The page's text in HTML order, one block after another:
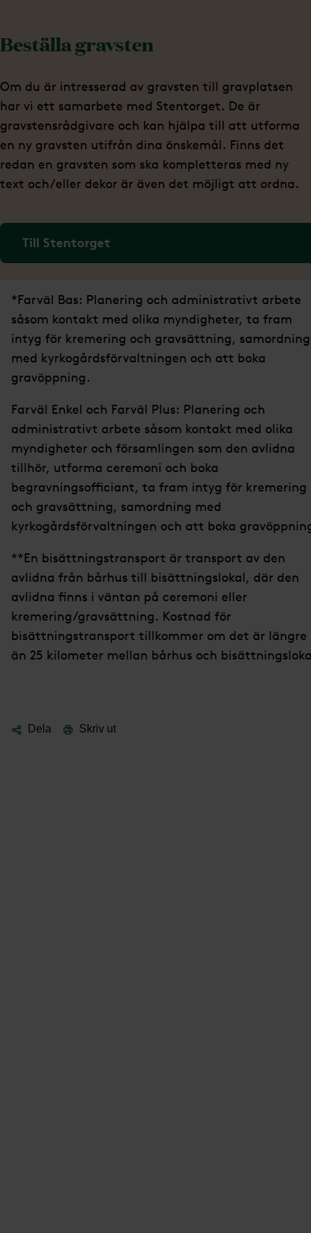
Beställa gravsten
Om du är intresserad av gravsten till gravplatsen
har vi ett samarbete med Stentorget. De är
gravstensrådgivare och kan hjälpa till att utforma
en ny gravsten utifrån dina önskemål. Finns det
redan en gravsten som ska kompletteras med ny
text och/eller dekor är även det möjligt att ordna.
Till Stentorget
*Farväl Bas: Planering och administrativt arbete
såsom kontakt med olika myndigheter, ta fram
intyg för kremering och gravsättning, samordning
med kyrkogårdsförvaltningen och att boka
gravöppning.
Farväl Enkel och Farväl Plus: Planering och
administrativt arbete såsom kontakt med olika
myndigheter och församlingen som den avlidna
tillhör, utforma ceremoni och boka
begravningsofficiant, ta fram intyg för kremering
och gravsättning, samordning med
kyrkogårdsförvaltningen och att boka
**En bisättningstransport är transport av den
avlidna från bårhus till bisättningslokal, där den
avlidna finns i väntan på ceremoni eller
kremering/gravsättning. Kostnad för
bisättningstransport tillkommer om det är längre
än 25 kilometer mellan bårhus och
Dela Skriv ut